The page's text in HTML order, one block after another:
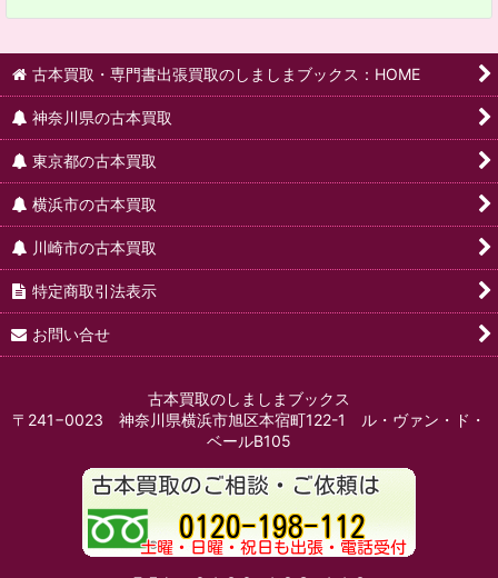
古本買取・専門書出張買取のしましまブックス：HOME
神奈川県の古本買取
東京都の古本買取
横浜市の古本買取
川崎市の古本買取
特定商取引法表示
お問い合せ
古本買取のしましまブックス
〒241−0023 神奈川県横浜市旭区本宿町122-1 ル・ヴァン・ド・
ベールB105